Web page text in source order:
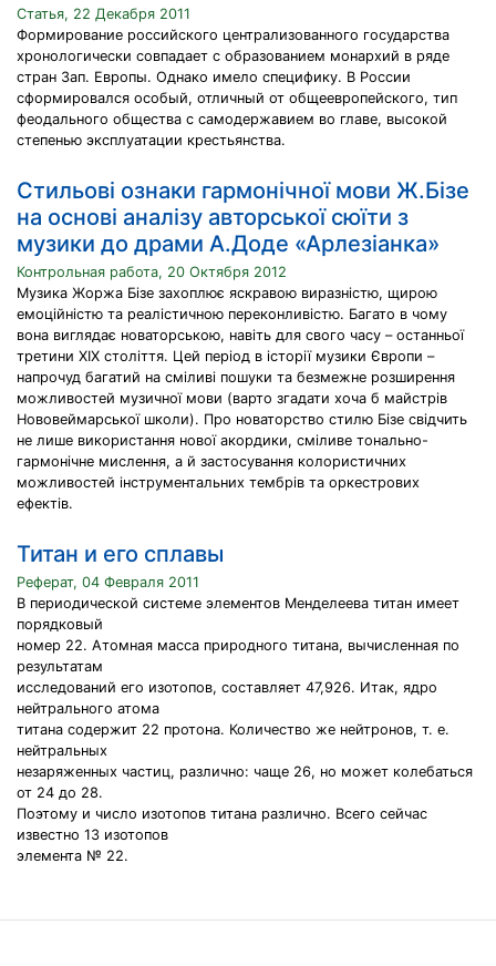
Статья, 22 Декабря 2011
Формирование российского централизованного государства
хронологически совпадает с образованием монархий в ряде
стран Зап. Европы. Однако имело специфику. В Роcсии
сформировался особый, отличный от общеевропейского, тип
феодального общества с самодержавием во главе, высокой
степенью эксплуатации крестьянства.
Стильові ознаки гармонічної мови Ж.Бізе
на основі аналізу авторської сюїти з
музики до драми А.Доде «Арлезіанка»
Контрольная работа, 20 Октября 2012
Музика Жоржа Бізе захоплює яскравою виразністю, щирою
емоційністю та реалістичною переконливістю. Багато в чому
вона виглядає новаторською, навіть для свого часу – останньої
третини ХІХ століття. Цей період в історії музики Європи –
напрочуд багатий на сміливі пошуки та безмежне розширення
можливостей музичної мови (варто згадати хоча б майстрів
Нововеймарської школи). Про новаторство стилю Бізе свідчить
не лише використання нової акордики, сміливе тонально-
гармонічне мислення, а й застосування колористичних
можливостей інструментальних тембрів та оркестрових
ефектів.
Титан и его сплавы
Реферат, 04 Февраля 2011
В периодической системе элементов Менделеева титан имеет
порядковый
номер 22. Атомная масса природного титана, вычисленная по
результатам
исследований его изотопов, составляет 47,926. Итак, ядро
нейтрального атома
титана содержит 22 протона. Количество же нейтронов, т. е.
нейтральных
незаряженных частиц, различно: чаще 26, но может колебаться
от 24 до 28.
Поэтому и число изотопов титана различно. Всего сейчас
известно 13 изотопов
элемента № 22.